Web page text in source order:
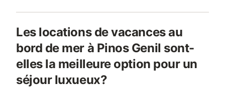
Les locations de vacances au
bord de mer à Pinos Genil sont-
elles la meilleure option pour un
séjour luxueux?